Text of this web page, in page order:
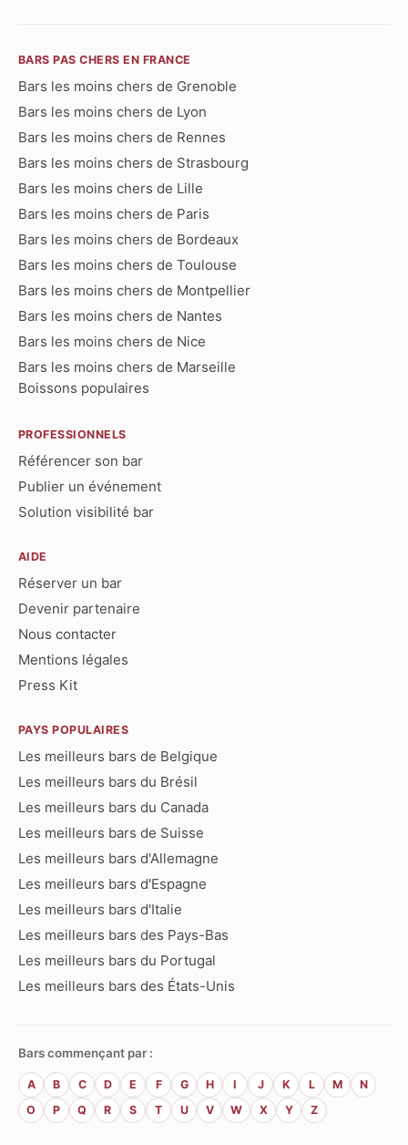
BARS PAS CHERS EN FRANCE
Bars les moins chers de Grenoble
Bars les moins chers de Lyon
Bars les moins chers de Rennes
Bars les moins chers de Strasbourg
Bars les moins chers de Lille
Bars les moins chers de Paris
Bars les moins chers de Bordeaux
Bars les moins chers de Toulouse
Bars les moins chers de Montpellier
Bars les moins chers de Nantes
Bars les moins chers de Nice
Bars les moins chers de Marseille
Boissons populaires
PROFESSIONNELS
Référencer son bar
Publier un événement
Solution visibilité bar
AIDE
Réserver un bar
Devenir partenaire
Nous contacter
Mentions légales
Press Kit
PAYS POPULAIRES
Les meilleurs bars de Belgique
Les meilleurs bars du Brésil
Les meilleurs bars du Canada
Les meilleurs bars de Suisse
Les meilleurs bars d'Allemagne
Les meilleurs bars d'Espagne
Les meilleurs bars d'Italie
Les meilleurs bars des Pays-Bas
Les meilleurs bars du Portugal
Les meilleurs bars des États-Unis
Bars commençant par :
A B C D E F G H I J K L M
N
O
P Q R S T U V W X Y Z